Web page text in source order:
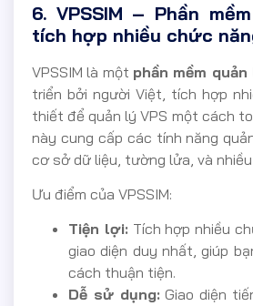
6. VPSSIM – Phần
tích hợp nhiều chức
VPSSIM là một phần mềm
triển bởi người Việt, tích hợp
thiết để quản lý VPS một cách
này cung cấp các tính năng
cơ sở dữ liệu, tường lửa, và
Ưu điểm của VPSSIM:
Tiện lợi: Tích hợp nhiều
giao diện duy nhất, giúp
cách thuận tiện.
Dễ sử dụng: Giao diện